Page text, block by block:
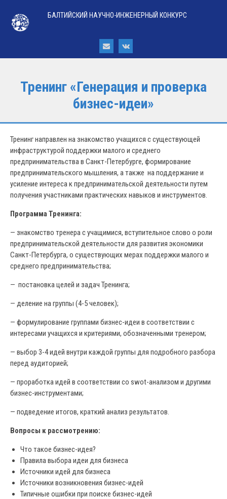
БАЛТИЙСКИЙ НАУЧНО-ИНЖЕНЕРНЫЙ КОНКУРС
Тренинг «Генерация и проверка
бизнес-идеи»
Тренинг направлен на знакомство учащихся с существующей
инфраструктурой поддержки малого и среднего
предпринимательства в Санкт-Петербурге, формирование
предпринимательского мышления, а также на поддержание и
усиление интереса к предпринимательской деятельности путем
получения участниками практических навыков и инструментов.
Программа Тренинга:
— знакомство тренера с учащимися, вступительное слово о роли
предпринимательской деятельности для развития экономики
Санкт-Петербурга, о существующих мерах поддержки малого и
среднего предпринимательства;
— постановка целей и задач Тренинга;
— деление на группы (4-5 человек);
— формулирование группами бизнес-идеи в соответствии с
интересами учащихся и критериями, обозначенными тренером;
— выбор 3-4 идей внутри каждой группы для подробного разбора
перед аудиторией;
— проработка идей в соответствии со swot-анализом и другими
бизнес-инструментами;
— подведение итогов, краткий анализ результатов.
Вопросы к рассмотрению:
Что такое бизнес-идея?
Правила выбора идеи для бизнеса
Источники идей для бизнеса
Источники возникновения бизнес-идей
Типичные ошибки при поиске бизнес-идей